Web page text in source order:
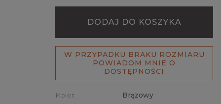
DODAJ DO KOSZYKA
W PRZYPADKU BRAKU ROZMIARU
POWIADOM MNIE O
DOSTĘPNOŚCI
Kolor:
Brązowy